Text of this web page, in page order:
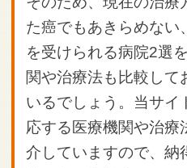
た癌でもあきらめない
を受けられる病院2選
関や治療法も比較して
いるでしょう。当サイ
応する医療機関や治療
介していますので、納